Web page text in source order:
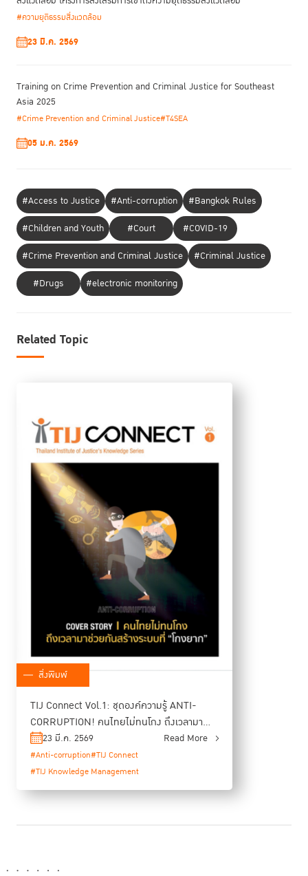
#ความยุติธรรมสิ่งแวดล้อม
23 มี.ค. 2569
Training on Crime Prevention and Criminal Justice for Southeast
Asia 2025
#Crime Prevention and Criminal Justice#T4SEA
05 ม.ค. 2569
#Access to Justice #Anti-corruption
#Bangkok Rules
#Children and Youth
#Court
#COVID-19
#Crime Prevention and Criminal Justice
#Criminal Justice
#Drugs
#electronic monitoring
Related Topic
สิ่งพิมพ์
TIJ Connect Vol.1: ชุดองค์ความรู้ ANTI-
CORRUPTION! คนไทยไม่ทนโกง ถึงเวลามา
ช่วยกันสร้างระบบที่โกงยาก
23 มี.ค. 2569 Read More
#Anti-corruption#TIJ Connect
#TIJ Knowledge Management